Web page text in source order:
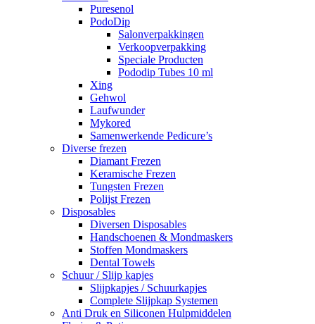
Puresenol
PodoDip
Salonverpakkingen
Verkoopverpakking
Speciale Producten
Pododip Tubes 10 ml
Xing
Gehwol
Laufwunder
Mykored
Samenwerkende Pedicure’s
Diverse frezen
Diamant Frezen
Keramische Frezen
Tungsten Frezen
Polijst Frezen
Disposables
Diversen Disposables
Handschoenen & Mondmaskers
Stoffen Mondmaskers
Dental Towels
Schuur / Slijp kapjes
Slijpkapjes / Schuurkapjes
Complete Slijpkap Systemen
Anti Druk en Siliconen Hulpmiddelen